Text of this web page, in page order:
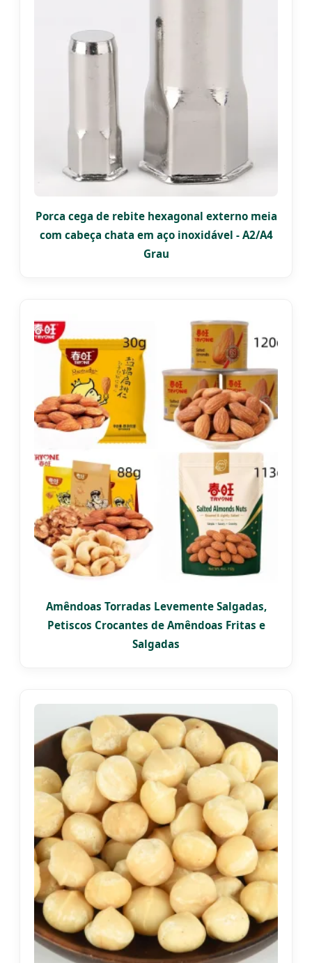
Porca cega de rebite hexagonal externo meia
com cabeça chata em aço inoxidável - A2/A4
Grau
Amêndoas Torradas Levemente Salgadas,
Petiscos Crocantes de Amêndoas Fritas e
Salgadas